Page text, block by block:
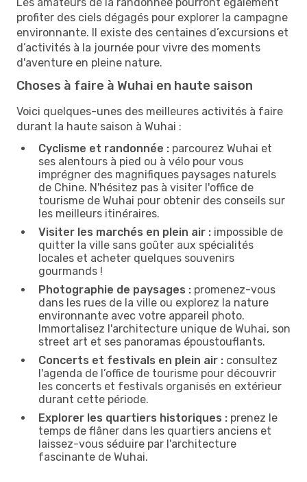
profiter des ciels dégagés pour explorer la campagne
environnante. Il existe des centaines d’excursions et
d’activités à la journée pour vivre des moments
d'aventure en pleine nature.
Choses à faire à Wuhai en haute saison
Voici quelques-unes des meilleures activités à faire
durant la haute saison à Wuhai :
Cyclisme et randonnée : parcourez Wuhai et
ses alentours à pied ou à vélo pour vous
imprégner des magnifiques paysages naturels
de Chine. N'hésitez pas à visiter l'office de
tourisme de Wuhai pour obtenir des conseils sur
les meilleurs itinéraires.
Visiter les marchés en plein air : impossible de
quitter la ville sans goûter aux spécialités
locales et acheter quelques souvenirs
gourmands !
Photographie de paysages : promenez-vous
dans les rues de la ville ou explorez la nature
environnante avec votre appareil photo.
Immortalisez l'architecture unique de Wuhai, son
street art et ses panoramas époustouflants.
Concerts et festivals en plein air : consultez
l'agenda de l’office de tourisme pour découvrir
les concerts et festivals organisés en extérieur
durant cette période.
Explorer les quartiers historiques : prenez le
temps de flâner dans les quartiers anciens et
laissez-vous séduire par l'architecture
fascinante de Wuhai.